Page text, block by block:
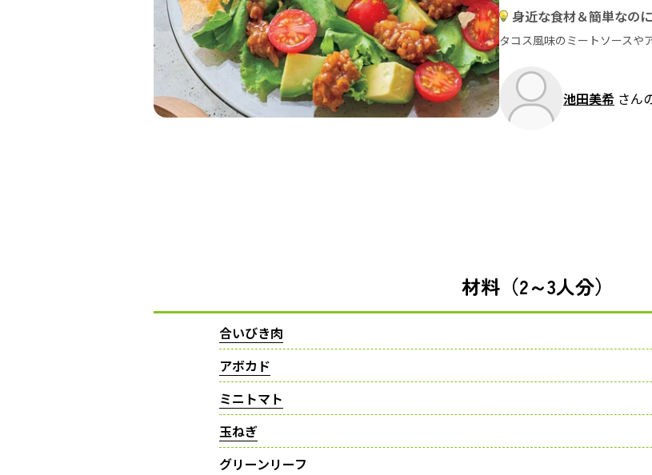
身近な食材＆簡単なの
タコス風味のミートソースや
池田美希 さん
材料（2～3人分）
合いびき肉
アボカド
ミニトマト
玉ねぎ
グリーンリーフ